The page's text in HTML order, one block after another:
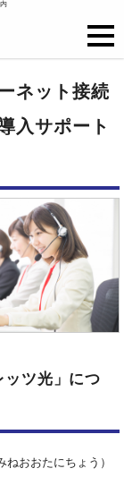
ネット接続
入サポート
ツ光」につ
おおたにちょう）